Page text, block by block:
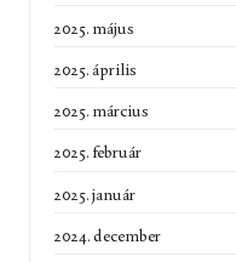
2025. május
2025. április
2025. március
2025. február
2025. január
2024. december